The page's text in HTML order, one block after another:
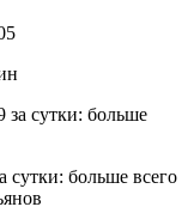
больше всего